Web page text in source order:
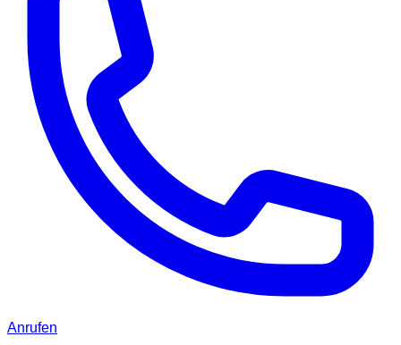
Anrufen